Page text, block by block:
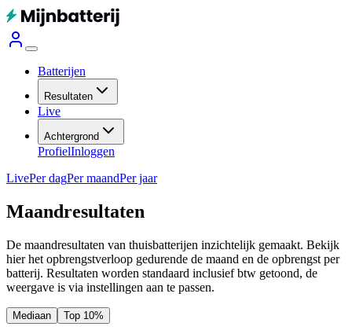
Batterijen
Resultaten
Live
Achtergrond
ProfielInloggen
LivePer dagPer maandPer jaar
Maandresultaten
De maandresultaten van thuisbatterijen inzichtelijk gemaakt. Bekijk
hier het opbrengstverloop gedurende de maand en de opbrengst per
batterij. Resultaten worden standaard inclusief btw getoond, de
weergave is via instellingen aan te passen.
Mediaan Top 10%